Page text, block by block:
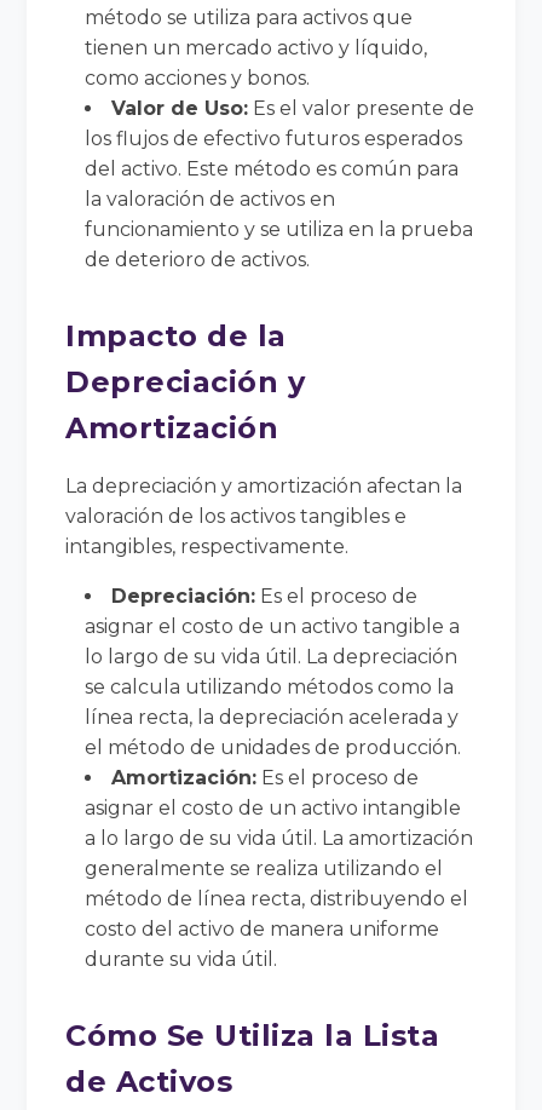
método se utiliza para activos que
tienen un mercado activo y líquido,
como acciones y bonos.
Valor de Uso: Es el valor presente de
los flujos de efectivo futuros esperados
del activo. Este método es común para
la valoración de activos en
funcionamiento y se utiliza en la prueba
de deterioro de activos.
Impacto de la
Depreciación y
Amortización
La depreciación y amortización afectan la
valoración de los activos tangibles e
intangibles, respectivamente.
Depreciación: Es el proceso de
asignar el costo de un activo tangible a
lo largo de su vida útil. La depreciación
se calcula utilizando métodos como la
línea recta, la depreciación acelerada y
el método de unidades de producción.
Amortización: Es el proceso de
asignar el costo de un activo intangible
a lo largo de su vida útil. La amortización
generalmente se realiza utilizando el
método de línea recta, distribuyendo el
costo del activo de manera uniforme
durante su vida útil.
Cómo Se Utiliza la Lista
de Activos